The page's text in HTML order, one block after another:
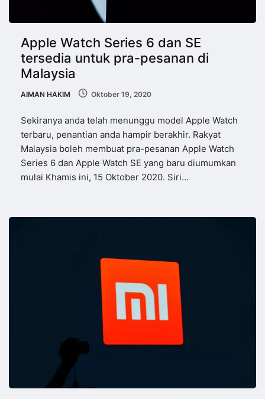
Apple Watch Series 6 dan SE
tersedia untuk pra-pesanan di
Malaysia
AIMAN HAKIM Oktober 19, 2020
Sekiranya anda telah menunggu model Apple Watch
terbaru, penantian anda hampir berakhir. Rakyat
Malaysia boleh membuat pra-pesanan Apple Watch
Series 6 dan Apple Watch SE yang baru diumumkan
mulai Khamis ini, 15 Oktober 2020. Siri…